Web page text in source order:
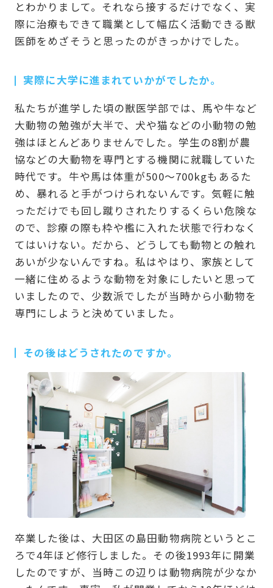
とわかりまして。それなら接するだけでなく、実
際に治療もできて職業として幅広く活動できる獣
医師をめざそうと思ったのがきっかけでした。
実際に大学に進まれていかがでしたか。
私たちが進学した頃の獣医学部では、馬や牛など
大動物の勉強が大半で、犬や猫などの小動物の勉
強はほとんどありませんでした。学生の8割が農
協などの大動物を専門とする機関に就職していた
時代です。牛や馬は体重が500〜700kgもあるた
め、暴れると手がつけられないんです。気軽に触
っただけでも回し蹴りされたりするくらい危険な
ので、診療の際も枠や檻に入れた状態で行わなく
てはいけない。だから、どうしても動物との触れ
あいが少ないんですね。私はやはり、家族として
一緒に住めるような動物を対象にしたいと思って
いましたので、少数派でしたが当時から小動物を
専門にしようと決めていました。
その後はどうされたのですか。
卒業した後は、大田区の島田動物病院というとこ
ろで4年ほど修行しました。その後1993年に開業
したのですが、当時この辺りは動物病院が少なか